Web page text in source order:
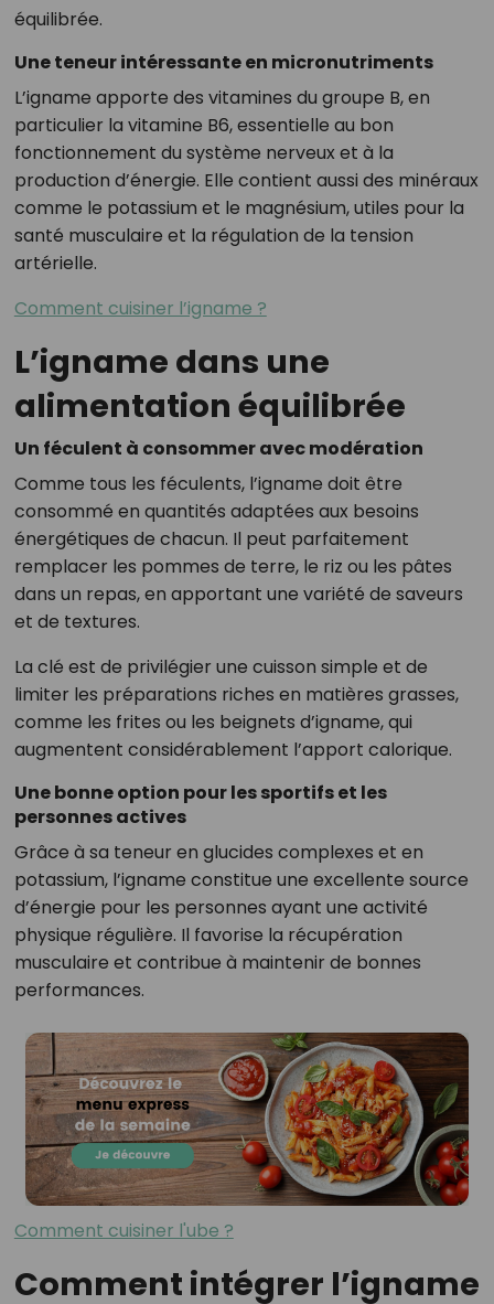
équilibrée.
Une teneur intéressante en micronutriments
L’igname apporte des vitamines du groupe B, en
particulier la vitamine B6, essentielle au bon
fonctionnement du système nerveux et à la
production d’énergie. Elle contient aussi des minéraux
comme le potassium et le magnésium, utiles pour la
santé musculaire et la régulation de la tension
artérielle.
Comment cuisiner l’igname ?
L’igname dans une
alimentation équilibrée
Un féculent à consommer avec modération
Comme tous les féculents, l’igname doit être
consommé en quantités adaptées aux besoins
énergétiques de chacun. Il peut parfaitement
remplacer les pommes de terre, le riz ou les pâtes
dans un repas, en apportant une variété de saveurs
et de textures.
La clé est de privilégier une cuisson simple et de
limiter les préparations riches en matières grasses,
comme les frites ou les beignets d’igname, qui
augmentent considérablement l’apport calorique.
Une bonne option pour les sportifs et les
personnes actives
Grâce à sa teneur en glucides complexes et en
potassium, l’igname constitue une excellente source
d’énergie pour les personnes ayant une activité
physique régulière. Il favorise la récupération
musculaire et contribue à maintenir de bonnes
performances.
Comment cuisiner l'ube ?
Comment intégrer l’igname